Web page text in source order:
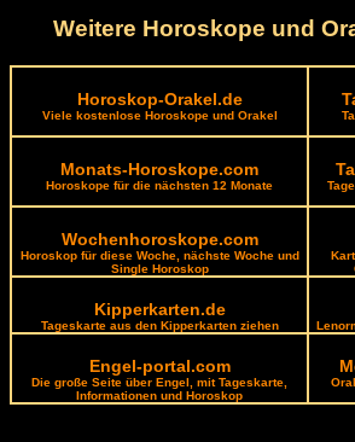
Weitere Horoskope und
Horoskop-Orakel.de
Viele kostenlose Horoskope und Orakel
Monats-Horoskope.com
Horoskope für die nächsten 12 Monate
Wochenhoroskope.com
Horoskop für diese Woche, nächste Woche und
Single Horoskop
Kipperkarten.de
Tageskarte aus den Kipperkarten ziehen
Engel-portal.com
Die große Seite über Engel, mit Tageskarte,
Informationen und Horoskop